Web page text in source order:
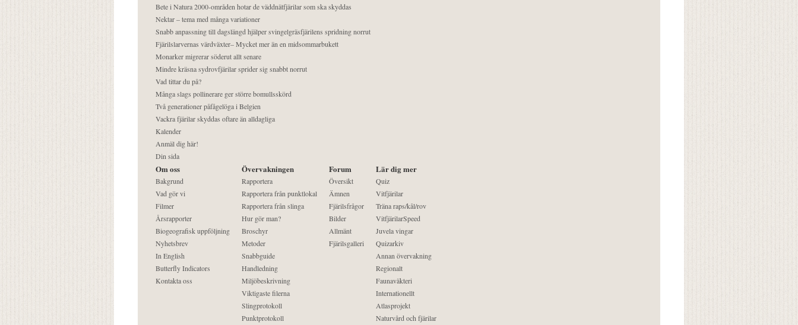
Bete i Natura 2000-områden hotar de väddnätfjärilar som ska skyddas
Nektar – tema med många variationer
Snabb anpassning till dagslängd hjälper svingelgräsfjärilens spridning norrut
Fjärilslarvernas värdväxter– Mycket mer än en midsommarbukett
Monarker migrerar söderut allt senare
Mindre kräsna sydrovfjärilar sprider sig snabbt norrut
Vad tittar du på?
Många slags pollinerare ger större bomullsskörd
Två generationer påfågelöga i Belgien
Vackra fjärilar skyddas oftare än alldagliga
Kalender
Anmäl dig här!
Din sida
Om oss
Bakgrund
Vad gör vi
Filmer
Årsrapporter
Biogeografisk uppföljning
Nyhetsbrev
In English
Butterfly Indicators
Kontakta oss
Övervakningen
Rapportera
Rapportera från punktlokal
Rapportera från slinga
Hur gör man?
Broschyr
Metoder
Snabbguide
Handledning
Miljöbeskrivning
Viktigaste filerna
Slingprotokoll
Punktprotokoll
Forum
Översikt
Ämnen
Fjärilsfrågor
Bilder
Allmänt
Fjärilsgalleri
Lär dig mer
Quiz
Vitfjärilar
Träna raps/kål/rov
VitfjärilarSpeed
Juvela vingar
Quizarkiv
Annan övervakning
Regionalt
Faunaväkteri
Internationellt
Atlasprojekt
Naturvård och fjärilar